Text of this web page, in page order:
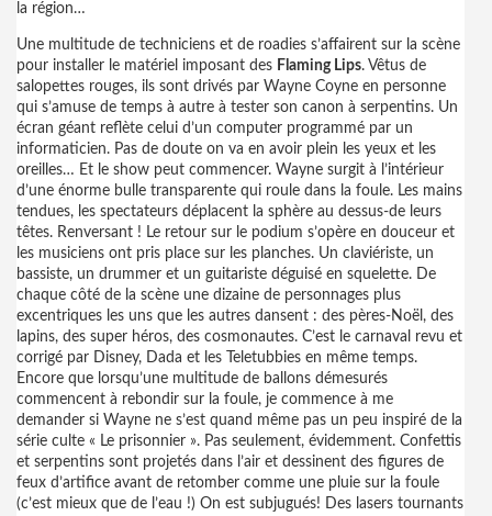
la région…
Une multitude de techniciens et de roadies s’affairent sur la scène
pour installer le matériel imposant des Flaming Lips. Vêtus de
salopettes rouges, ils sont drivés par Wayne Coyne en personne
qui s’amuse de temps à autre à tester son canon à serpentins. Un
écran géant reflète celui d’un computer programmé par un
informaticien. Pas de doute on va en avoir plein les yeux et les
oreilles… Et le show peut commencer. Wayne surgit à l’intérieur
d’une énorme bulle transparente qui roule dans la foule. Les mains
tendues, les spectateurs déplacent la sphère au dessus-de leurs
têtes. Renversant ! Le retour sur le podium s’opère en douceur et
les musiciens ont pris place sur les planches. Un claviériste, un
bassiste, un drummer et un guitariste déguisé en squelette. De
chaque côté de la scène une dizaine de personnages plus
excentriques les uns que les autres dansent : des pères-Noël, des
lapins, des super héros, des cosmonautes. C’est le carnaval revu et
corrigé par Disney, Dada et les Teletubbies en même temps.
Encore que lorsqu’une multitude de ballons démesurés
commencent à rebondir sur la foule, je commence à me
demander si Wayne ne s’est quand même pas un peu inspiré de la
série culte « Le prisonnier ». Pas seulement, évidemment. Confettis
et serpentins sont projetés dans l’air et dessinent des figures de
feux d’artifice avant de retomber comme une pluie sur la foule
(c’est mieux que de l’eau !) On est subjugués! Des lasers tournants